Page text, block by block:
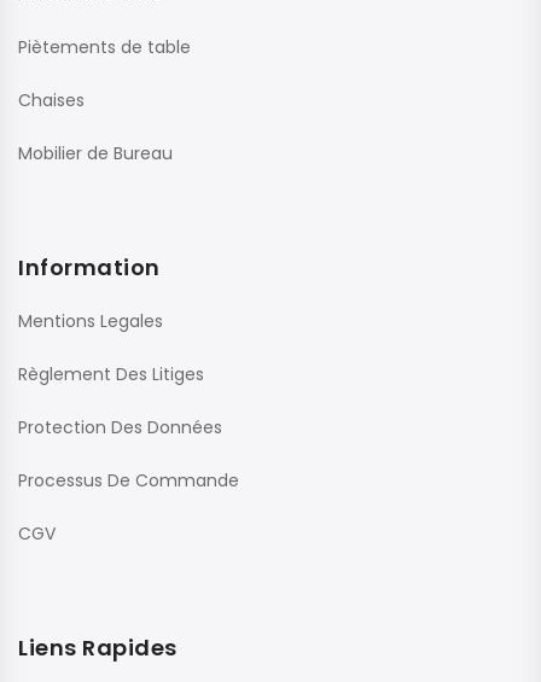
Piètements de table
Chaises
Mobilier de Bureau
Information
Mentions Legales
Règlement Des Litiges
Protection Des Données
Processus De Commande
CGV
Liens Rapides